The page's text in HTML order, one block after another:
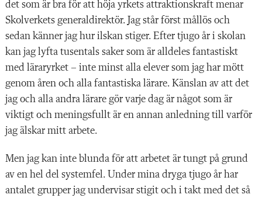
det som är bra för att höja yrkets attraktionskraft menar
Skolverkets generaldirektör. Jag står först mållös och
sedan känner jag hur ilskan stiger. Efter tjugo år i skolan
kan jag lyfta tusentals saker som är alldeles fantastiskt
med läraryrket – inte minst alla elever som jag har mött
genom åren och alla fantastiska lärare. Känslan av att det
jag och alla andra lärare gör varje dag är något som är
viktigt och meningsfullt är en annan anledning till varför
jag älskar mitt arbete.
Men jag kan inte blunda för att arbetet är tungt på grund
av en hel del systemfel. Under mina dryga tjugo år har
antalet grupper jag undervisar stigit och i takt med det så